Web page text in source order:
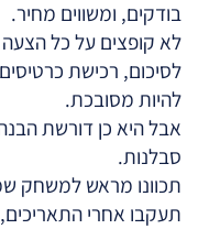
בודקים, ומשווים מחיר.
לא קופצים על כל
לסיכום, רכישת
להיות מסובכת.
אבל היא כן דורשת
סבלנות.
תכוונו מראש למשחק
תעקבו אחרי